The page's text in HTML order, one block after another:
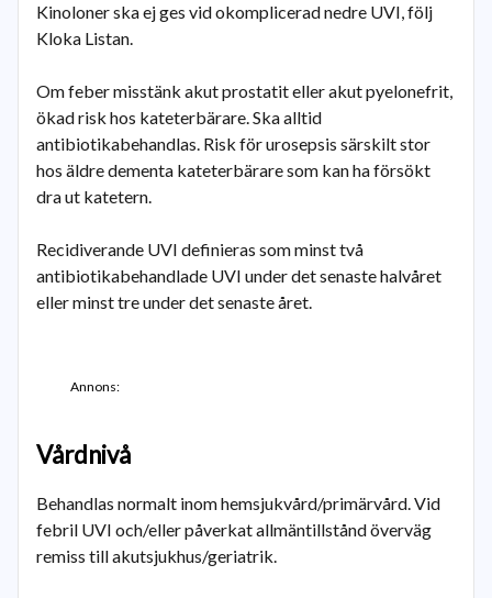
Kinoloner ska ej ges vid okomplicerad nedre UVI, följ
Kloka Listan.
Om feber misstänk akut prostatit eller akut pyelonefrit,
ökad risk hos kateterbärare. Ska alltid
antibiotikabehandlas. Risk för urosepsis särskilt stor
hos äldre dementa kateterbärare som kan ha försökt
dra ut katetern.
Recidiverande UVI definieras som minst två
antibiotikabehandlade UVI under det senaste halvåret
eller minst tre under det senaste året.
Annons:
Vårdnivå
Behandlas normalt inom hemsjukvård/primärvård. Vid
febril UVI och/eller påverkat allmäntillstånd överväg
remiss till akutsjukhus/geriatrik.